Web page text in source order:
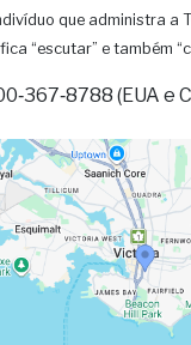
que administra a
“escutar” e também
(EUA e